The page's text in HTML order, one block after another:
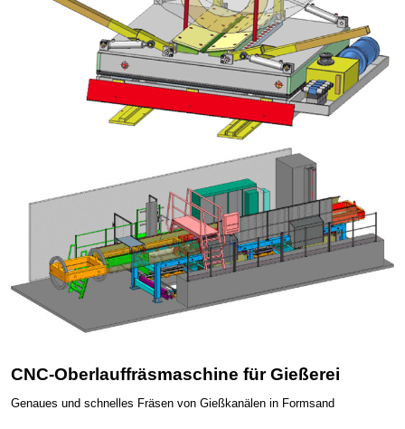
CNC-Oberlauffräsmaschine für Gießerei
Genaues und schnelles Fräsen von Gießkanälen in Formsand